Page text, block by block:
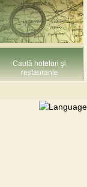
Caută hoteluri şi
restaurante